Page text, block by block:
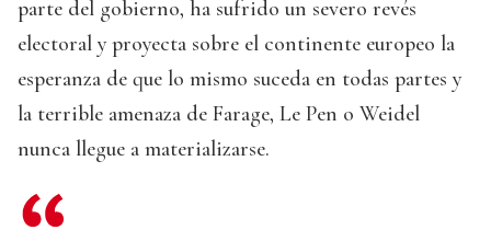
parte del gobierno, ha sufrido un severo revés
electoral y proyecta sobre el continente europeo la
esperanza de que lo mismo suceda en todas partes y
la terrible amenaza de Farage, Le Pen o Weidel
nunca llegue a materializarse.